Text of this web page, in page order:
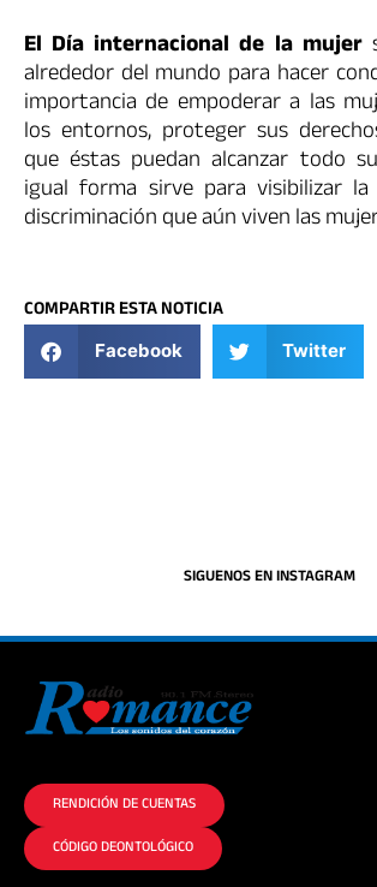
El Día internacional de la mujer
alrededor del mundo para hacer
importancia de empoderar a las
los entornos, proteger sus
que éstas puedan alcanzar todo
igual forma sirve para visibilizar
discriminación que aún viven las
COMPARTIR ESTA NOTICIA
Facebook Twitter
SIGUENOS EN INSTAGRAM
RENDICIÓN DE CUENTAS
CÓDIGO DEONTOLÓGICO